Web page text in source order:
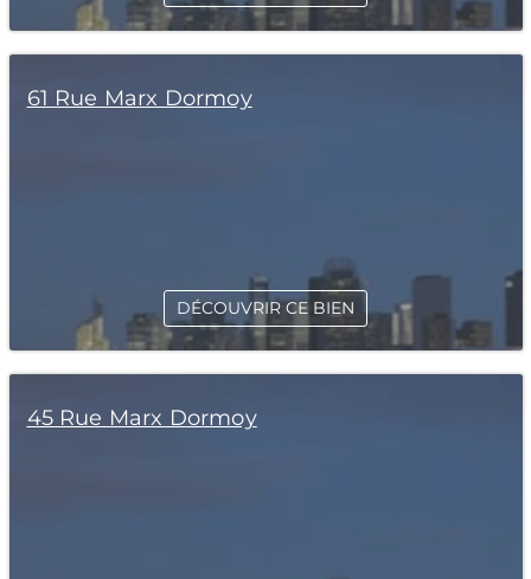
61 Rue Marx Dormoy
DÉCOUVRIR CE BIEN
45 Rue Marx Dormoy